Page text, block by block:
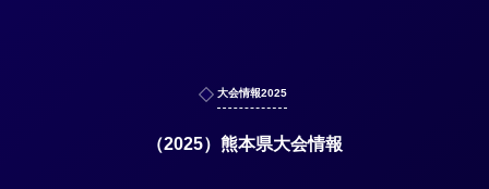
大会情報2025
（2025）熊本県大会情報